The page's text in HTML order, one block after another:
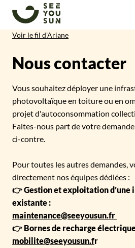
Voir le fil d'Ariane
Nous contacter
Vous souhaitez déployer une
photovoltaïque en toiture ou en
projet d'autoconsommation
Faites-nous part de votre
ci-contre.
Pour toutes les autres demandes,
directement nos équipes dédiées :
👉 Gestion et exploitation
existante :
maintenance@seeyousun.fr
👉 Bornes de recharge
mobilite@seeyousun.fr